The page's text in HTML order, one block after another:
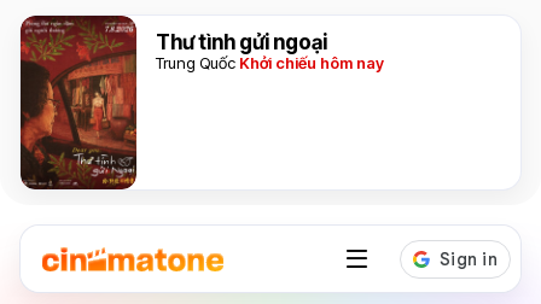
Thư tình gửi ngoại
Trung Quốc Khởi chiếu hôm nay